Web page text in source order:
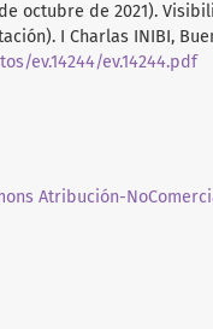
de octubre de 2021).
I Charlas INIBI,
ev.14244/ev.14244.pdf
Atribución-